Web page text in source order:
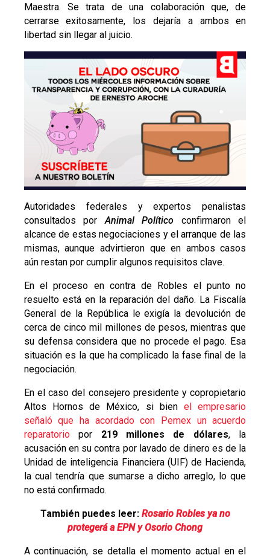
Maestra. Se trata de una colaboración que, de
cerrarse exitosamente, los dejaría a ambos en
libertad sin llegar al juicio.
Autoridades federales y expertos penalistas
consultados por Animal Político confirmaron el
alcance de estas negociaciones y el arranque de las
mismas, aunque advirtieron que en ambos casos
aún restan por cumplir algunos requisitos clave.
En el proceso en contra de Robles el punto no
resuelto está en la reparación del daño. La Fiscalía
General de la República le exigía la devolución de
cerca de cinco mil millones de pesos, mientras que
su defensa considera que no procede el pago. Esa
situación es la que ha complicado la fase final de la
negociación.
En el caso del consejero presidente y copropietario
Altos Hornos de México, si bienel empresario
señaló que ha acordado con Pemex un acuerdo
reparatoriopor 219 millones de dólares, la
acusación en su contra por lavado de dinero es de la
Unidad de inteligencia Financiera (UIF) de Hacienda,
la cual tendría que sumarse a dicho arreglo, lo que
no está confirmado.
También puedes leer: Rosario Robles ya no
protegerá a EPN y Osorio Chong
A continuación, se detalla el momento actual en el